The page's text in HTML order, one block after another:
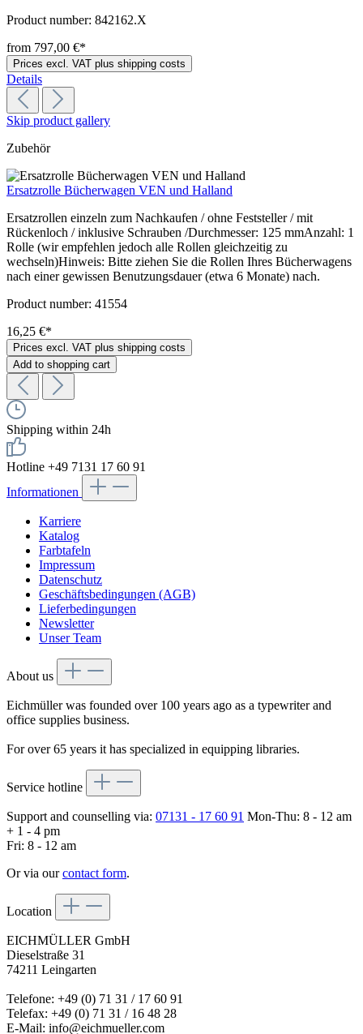
Product number: 842162.X
from 797,00 €*
Prices excl. VAT plus shipping costs
Details
Skip product gallery
Zubehör
Ersatzrolle Bücherwagen VEN und Halland
Ersatzrollen einzeln zum Nachkaufen / ohne Feststeller / mit
Rückenloch / inklusive Schrauben /Durchmesser: 125 mmAnzahl: 1
Rolle (wir empfehlen jedoch alle Rollen gleichzeitig zu
wechseln)Hinweis: Bitte ziehen Sie die Rollen Ihres Bücherwagens
nach einer gewissen Benutzungsdauer (etwa 6 Monate) nach.
Product number: 41554
16,25 €*
Prices excl. VAT plus shipping costs
Add to shopping cart
Shipping within 24h
Hotline +49 7131 17 60 91
Informationen
Karriere
Katalog
Farbtafeln
Impressum
Datenschutz
Geschäftsbedingungen (AGB)
Lieferbedingungen
Newsletter
Unser Team
About us
Eichmüller was founded over 100 years ago as a typewriter and
office supplies business.
For over 65 years it has specialized in equipping libraries.
Service hotline
Support and counselling via: 07131 - 17 60 91 Mon-Thu: 8 - 12 am
+ 1 - 4 pm
Fri: 8 - 12 am
Or via ourcontact form.
Location
EICHMÜLLER GmbH
Dieselstraße 31
74211 Leingarten
Telefone: +49 (0) 71 31 / 17 60 91
Telefax: +49 (0) 71 31 / 16 48 28
E-Mail: info@eichmueller.com